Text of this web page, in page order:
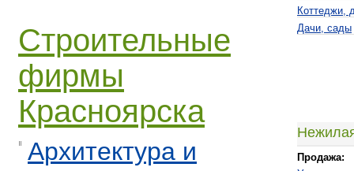
Строительные
фирмы
Красноярска
Архитектура и
Коттеджи,
Дачи, сады
Продажа: